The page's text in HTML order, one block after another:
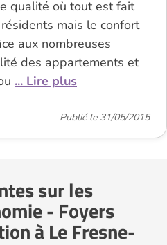
qualité où tout est fait
mais le confort
aux nombreuses
des appartements et
... Lire plus
Publié le 31/05/2015
sur les
- Foyers
à Le Fresne-